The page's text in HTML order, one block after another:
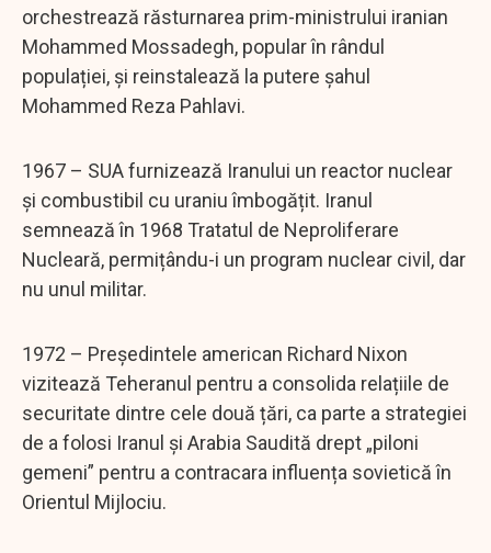
orchestrează răsturnarea prim-ministrului iranian
Mohammed Mossadegh, popular în rândul
populației, și reinstalează la putere șahul
Mohammed Reza Pahlavi.
1967 – SUA furnizează Iranului un reactor nuclear
și combustibil cu uraniu îmbogățit. Iranul
semnează în 1968 Tratatul de Neproliferare
Nucleară, permițându-i un program nuclear civil, dar
nu unul militar.
1972 – Președintele american Richard Nixon
vizitează Teheranul pentru a consolida relațiile de
securitate dintre cele două țări, ca parte a strategiei
de a folosi Iranul și Arabia Saudită drept „piloni
gemeni” pentru a contracara influența sovietică în
Orientul Mijlociu.